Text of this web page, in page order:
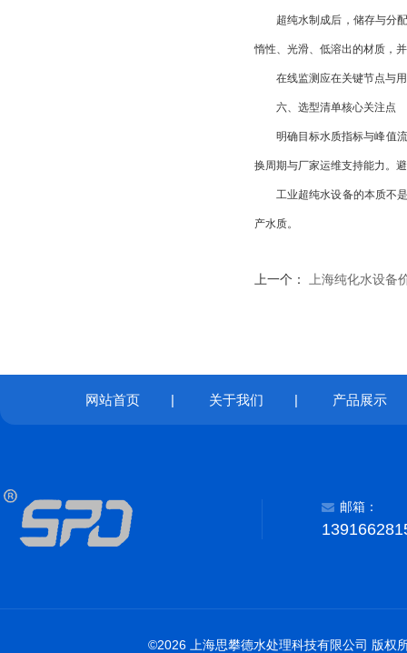
超纯水制成后，储存与分配
惰性、光滑、低溶出的材质，
在线监测应在关键节点与用
六、选型清单核心关注点
明确目标水质指标与峰值流
换周期与厂家运维支持能力。
工业超纯水设备的本质不是
产水质。
上一个： 上海纯化水设备
网站首页 | 关于我们 | 产品展示
邮箱：
©2026 上海思攀德水处理科技有限公司 版权